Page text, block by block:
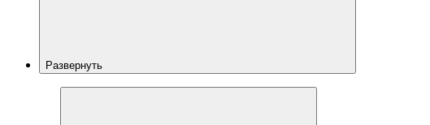
Развернуть